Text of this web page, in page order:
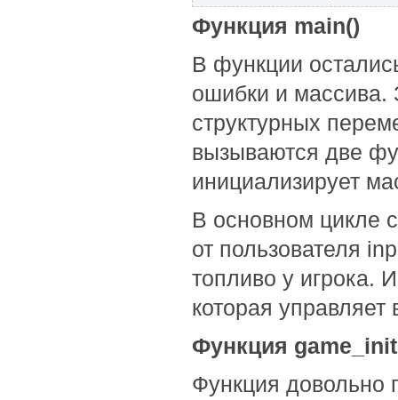
Функция main()
В функции
ошибки и массива.
структурных
вызываются две
инициализирует
В основном цикле
от пользователя
топливо у игрока.
которая
Функция
Функция довольно